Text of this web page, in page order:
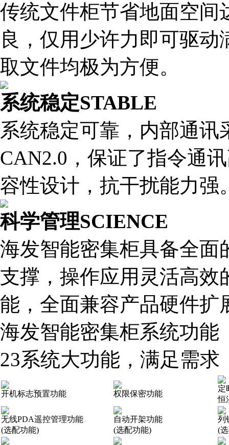
传统文件柜节省地面空间
良，仅用少许力即可驱
取文件均极为方便。
系统稳定STABLE
系统稳定可靠，内部通
CAN2.0，保证了指令通
容性设计，抗干扰能力强
科学管理SCIENCE
海发智能密集柜具备全面
支撑，操作应用灵活高效
能，全面兼容产品硬件扩
海发智能密集柜系统功能
23系统大功能，满足需求
开机标志预置功能 权限保密功能
定
恒
无线PDA遥控管理功能
(选配功能)
自动开架功能
(选配功能)
列
(